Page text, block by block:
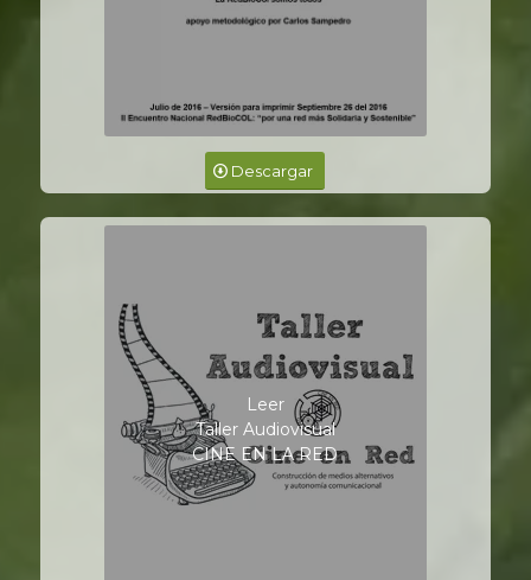
Descargar
Leer
Taller Audiovisual
CINE EN LA RED